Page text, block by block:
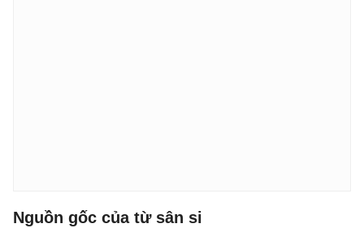
Nguồn gốc của từ sân si